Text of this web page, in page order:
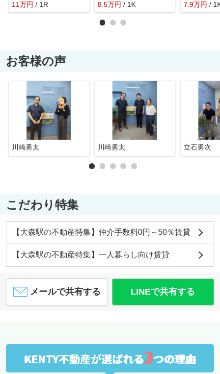
11万円 / 1R
8.5万円 / 1K 7.9万円 /
お客様の声
川崎勇太 川崎勇太 立石勇次
こだわり特集
【大森駅の不動産特集】仲介手数料0円～50％賃貸
【大森駅の不動産特集】一人暮らし向け賃貸
メールで共有する LINEで共有する
KENTY不動産が選ばれる3つの理由